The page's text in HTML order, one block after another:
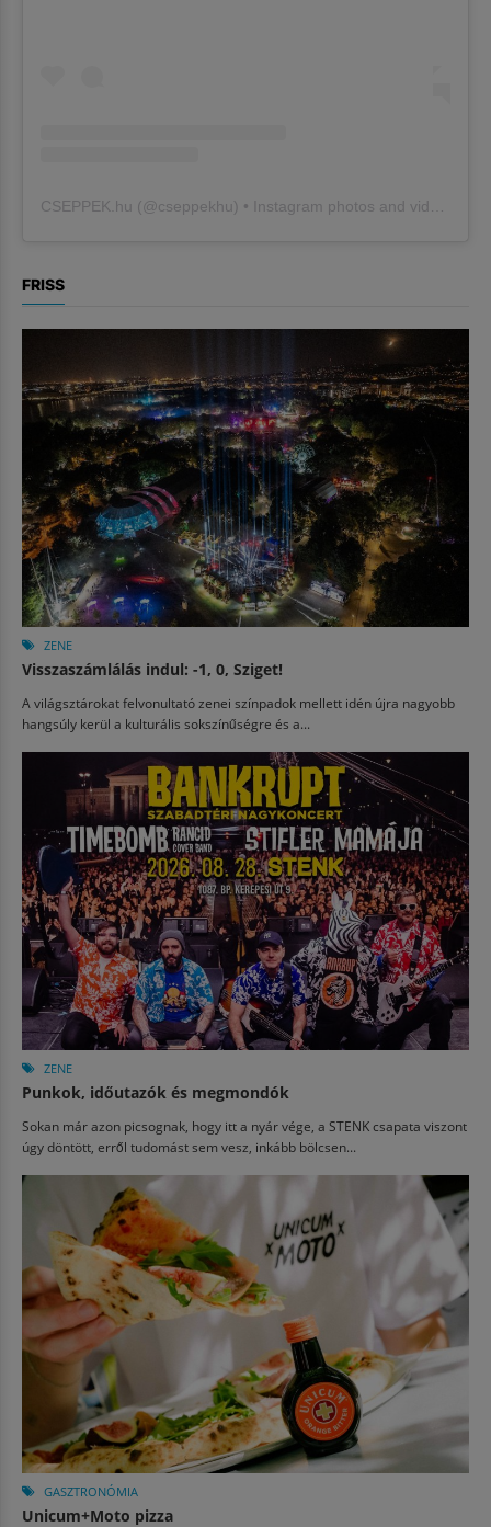
CSEPPEK.hu (@cseppekhu ) • Instagram photos and videos
FRISS
ZENE
Visszaszámlálás indul: -1, 0, Sziget!
A világsztárokat felvonultató zenei színpadok mellett idén újra nagyobb
hangsúly kerül a kulturális sokszínűségre és a...
ZENE
Punkok, időutazók és megmondók
Sokan már azon picsognak, hogy itt a nyár vége, a STENK csapata viszont
úgy döntött, erről tudomást sem vesz, inkább bölcsen...
GASZTRONÓMIA
Unicum+Moto pizza